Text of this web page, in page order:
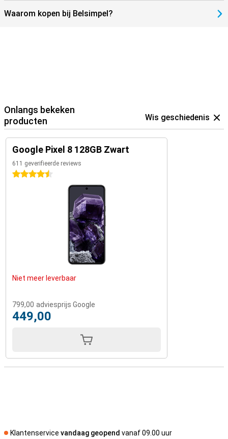
Waarom kopen bij Belsimpel?
Onlangs bekeken
producten
Wis geschiedenis
Google Pixel 8 128GB Zwart
611 geverifieerde reviews
4.5 sterren
Niet meer leverbaar
799,00 adviesprijs Google
449,00
Klantenservice vandaag geopend vanaf 09.00 uur